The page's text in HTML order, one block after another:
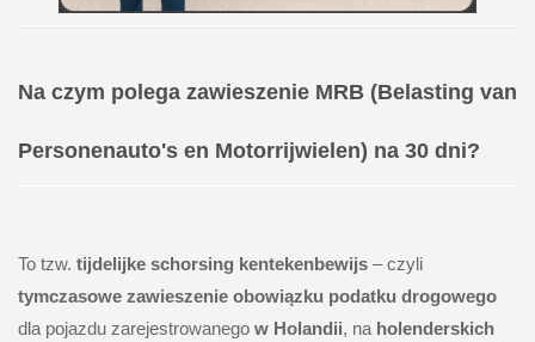
Na czym polega zawieszenie MRB (Belasting van
Personenauto's en Motorrijwielen) na 30 dni?
To tzw. tijdelijke schorsing kentekenbewijs– czyli
tymczasowe zawieszenie obowiązku podatku drogowego
dla pojazdu zarejestrowanego w Holandii, na holenderskich